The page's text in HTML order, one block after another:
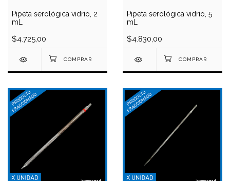
Pipeta serológica vidrio, 2
mL
$4.725,00
Pipeta serológica vidrio, 5
mL
$4.830,00